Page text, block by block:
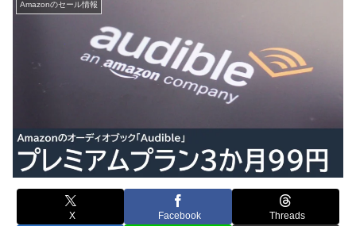
Amazonのセール情報
X Facebook Threads